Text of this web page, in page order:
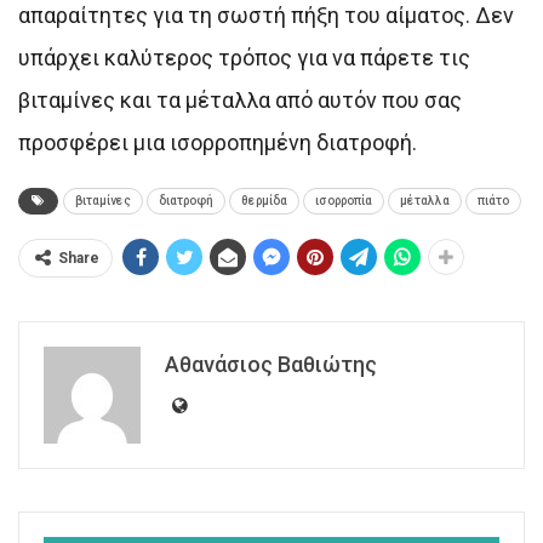
απαραίτητες για τη σωστή πήξη του αίματος. Δεν
υπάρχει καλύτερος τρόπος για να πάρετε τις
βιταμίνες και τα μέταλλα από αυτόν που σας
προσφέρει μια ισορροπημένη διατροφή.
βιταμίνες διατροφή θερμίδα ισορροπία μέταλλα πιάτο
Share
Αθανάσιος Βαθιώτης